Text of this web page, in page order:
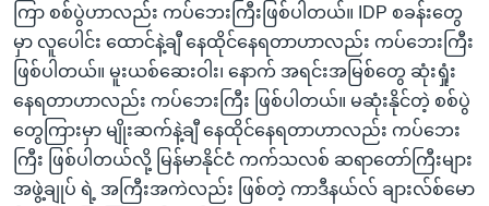
ကြာ စစ်ပွဲဟာလည်း ကပ်ဘေးကြီးဖြစ်ပါတယ်။ IDP စခန်းတွေ
မှာ လူပေါင်း ထောင်နဲ့ချီ နေထိုင်နေရတာဟာလည်း ကပ်ဘေးကြီး
ဖြစ်ပါတယ်။ မူးယစ်ဆေးဝါး၊ နောက် အရင်းအမြစ်တွေ ဆုံးရှုံး
နေရတာဟာလည်း ကပ်ဘေးကြီး ဖြစ်ပါတယ်။ မဆုံးနိုင်တဲ့ စစ်ပွဲ
တွေကြားမှာ မျိုးဆက်နဲ့ချီ နေထိုင်နေရတာဟာလည်း ကပ်ဘေး
ကြီး ဖြစ်ပါတယ်လို့ မြန်မာနိုင်ငံ ကက်သလစ် ဆရာတော်ကြီးများ
အဖွဲ့ချုပ် ရဲ့ အကြီးအကဲလည်း ဖြစ်တဲ့ ကာဒီနယ်လ် ချားလ်စ်မော